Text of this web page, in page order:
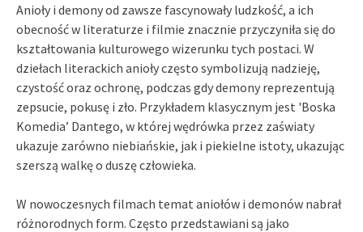
Anioły i demony od zawsze fascynowały ludzkość, a ich
obecność w literaturze i filmie znacznie przyczyniła się do
kształtowania kulturowego wizerunku tych postaci. W
dziełach literackich anioły często symbolizują nadzieję,
czystość oraz ochronę, podczas gdy demony reprezentują
zepsucie, pokusę i zło. Przykładem klasycznym jest 'Boska
Komedia’ Dantego, w której wędrówka przez zaświaty
ukazuje zarówno niebiańskie, jak i piekielne istoty, ukazując
szerszą walkę o duszę człowieka.
W nowoczesnych filmach temat aniołów i demonów nabrał
różnorodnych form. Często przedstawiani są jako